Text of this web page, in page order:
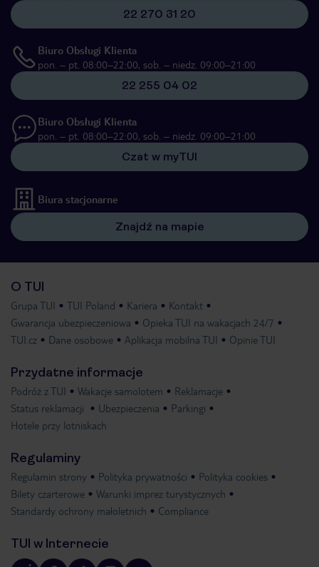
22 270 31 20
Biuro Obsługi Klienta
pon. – pt. 08:00–22:00, sob. – niedz. 09:00–21:00
22 255 04 02
Biuro Obsługi Klienta
pon. – pt. 08:00–22:00, sob. – niedz. 09:00–21:00
Czat w myTUI
Biura stacjonarne
Znajdź na mapie
O TUI
Grupa TUI TUI Poland Kariera
Kontakt
Gwarancja ubezpieczeniowa
Opieka TUI na wakacjach 24/7
TUI.cz
Dane osobowe Aplikacja mobilna TUI Opinie TUI
Przydatne informacje
Podróż z TUI Wakacje samolotem
Reklamacje
Status reklamacji
Ubezpieczenia
Parkingi
Hotele przy lotniskach
Regulaminy
Regulamin strony Polityka prywatności
Polityka cookies
Bilety czarterowe
Warunki imprez turystycznych
Standardy ochrony małoletnich
Compliance
TUI w Internecie